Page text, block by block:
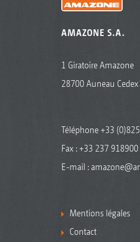
AMAZONE S.A.
1 Giratoire Amazone
28700 Auneau
Téléphone+33
Fax : +33 237 918900
E-mail :
Mentions légales
Contact